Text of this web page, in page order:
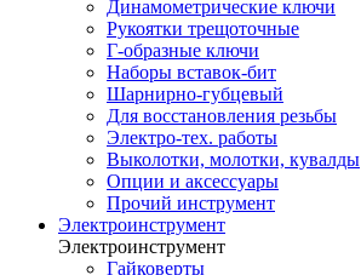
Динамометрические ключи
Рукоятки трещоточные
Г-образные ключи
Наборы вставок-бит
Шарнирно-губцевый
Для восстановления резьбы
Электро-тех. работы
Выколотки, молотки, кувалды
Опции и аксессуары
Прочий инструмент
Электроинструмент
Электроинструмент
Гайковерты